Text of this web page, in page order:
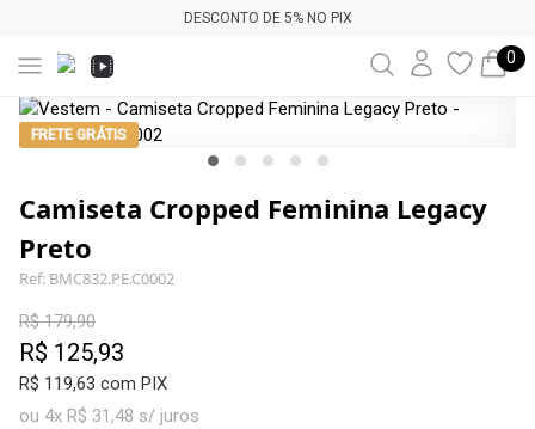
DESCONTO DE 5% NO PIX
0
FRETE GRÁTIS
Camiseta Cropped Feminina Legacy
Preto
Ref: BMC832.PE.C0002
R$ 179,90
R$ 125,93
R$ 119,63 com PIX
ou 4x R$ 31,48 s/ juros